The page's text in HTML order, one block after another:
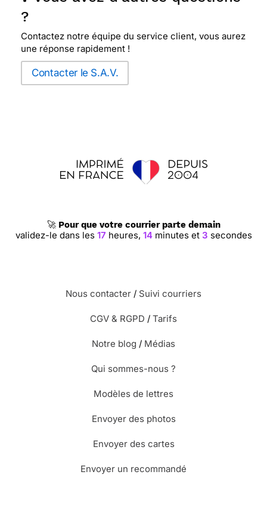
?
Contactez notre équipe du service client, vous aurez
une réponse rapidement !
Contacter le S.A.V.
🚀 Pour que votre courrier parte demain
validez-le dans les 17 heures, 14minutes et 3 secondes
Nous contacter / Suivi courriers
CGV & RGPD / Tarifs
Notre blog / Médias
Qui sommes-nous ?
Modèles de lettres
Envoyer des photos
Envoyer des cartes
Envoyer un recommandé